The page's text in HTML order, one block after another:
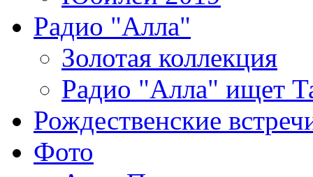
Радио "Алла"
Золотая коллекция
Радио "Алла" ищет
Рождественские
Фото